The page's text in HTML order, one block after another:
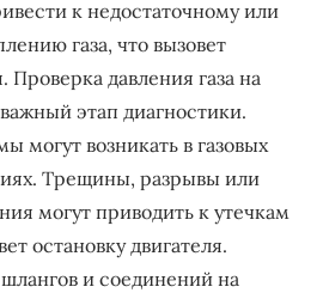
к недостаточному или
газа, что вызовет
Проверка давления газа на
этап диагностики.
могут возникать в газовых
Трещины, разрывы или
могут приводить к утечкам
остановку двигателя.
и соединений на